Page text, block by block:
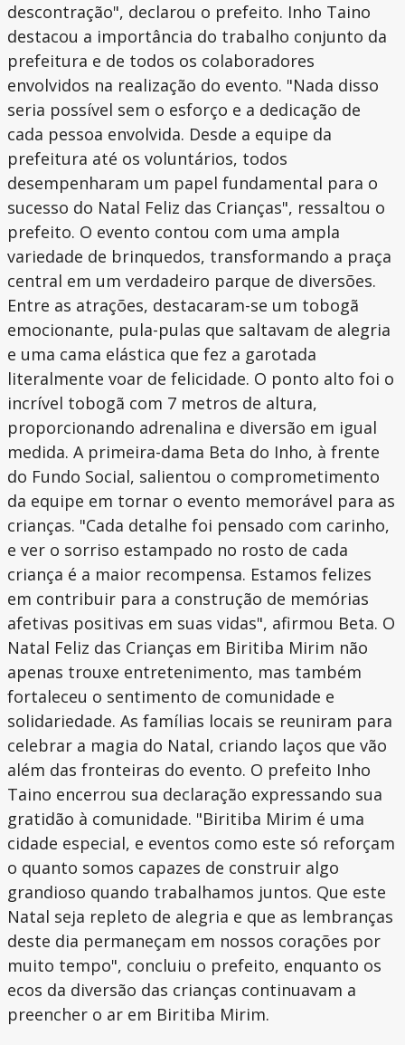
descontração", declarou o prefeito. Inho Taino
destacou a importância do trabalho conjunto da
prefeitura e de todos os colaboradores
envolvidos na realização do evento. "Nada disso
seria possível sem o esforço e a dedicação de
cada pessoa envolvida. Desde a equipe da
prefeitura até os voluntários, todos
desempenharam um papel fundamental para o
sucesso do Natal Feliz das Crianças", ressaltou o
prefeito. O evento contou com uma ampla
variedade de brinquedos, transformando a praça
central em um verdadeiro parque de diversões.
Entre as atrações, destacaram-se um tobogã
emocionante, pula-pulas que saltavam de alegria
e uma cama elástica que fez a garotada
literalmente voar de felicidade. O ponto alto foi o
incrível tobogã com 7 metros de altura,
proporcionando adrenalina e diversão em igual
medida. A primeira-dama Beta do Inho, à frente
do Fundo Social, salientou o comprometimento
da equipe em tornar o evento memorável para as
crianças. "Cada detalhe foi pensado com carinho,
e ver o sorriso estampado no rosto de cada
criança é a maior recompensa. Estamos felizes
em contribuir para a construção de memórias
afetivas positivas em suas vidas", afirmou Beta. O
Natal Feliz das Crianças em Biritiba Mirim não
apenas trouxe entretenimento, mas também
fortaleceu o sentimento de comunidade e
solidariedade. As famílias locais se reuniram para
celebrar a magia do Natal, criando laços que vão
além das fronteiras do evento. O prefeito Inho
Taino encerrou sua declaração expressando sua
gratidão à comunidade. "Biritiba Mirim é uma
cidade especial, e eventos como este só reforçam
o quanto somos capazes de construir algo
grandioso quando trabalhamos juntos. Que este
Natal seja repleto de alegria e que as lembranças
deste dia permaneçam em nossos corações por
muito tempo", concluiu o prefeito, enquanto os
ecos da diversão das crianças continuavam a
preencher o ar em Biritiba Mirim.